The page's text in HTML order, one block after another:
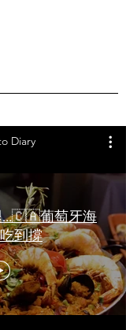
Diary
…🇨🇦葡萄牙海
到撐